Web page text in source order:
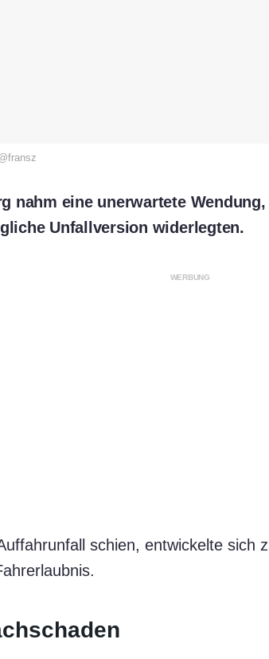
nahm eine unerwartete
Unfallversion widerlegten.
WERBUNG
schien, entwickelte sich